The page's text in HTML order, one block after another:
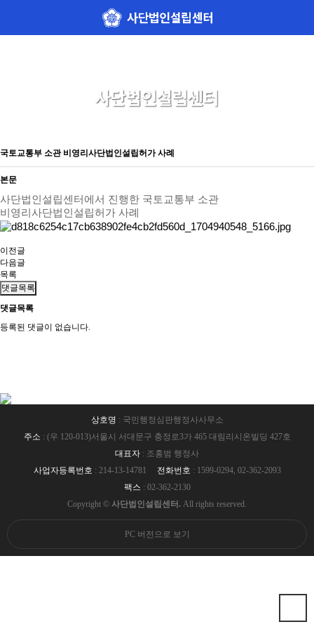
국토교통부 소관 비영리사단법인설립허가 사례
본문
사단법인설립센터에서 진행한 국토교통부 소관
비영리사단법인설립허가 사례
이전글
다음글
목록
댓글목록
댓글목록
등록된 댓글이 없습니다.
상호명 : 국민행정심판행정사사무소
주소 : (우 120-013)서울시 서대문구 충정로3가 465 대림리시온빌딩 427호
대표자 : 조홍범 행정사
사업자등록번호 : 214-13-14781 전화번호 : 1599-0294, 02-362-2093
팩스 : 02-362-2130
Copyright © 사단법인설립센터. All rights reserved.
PC 버전으로 보기